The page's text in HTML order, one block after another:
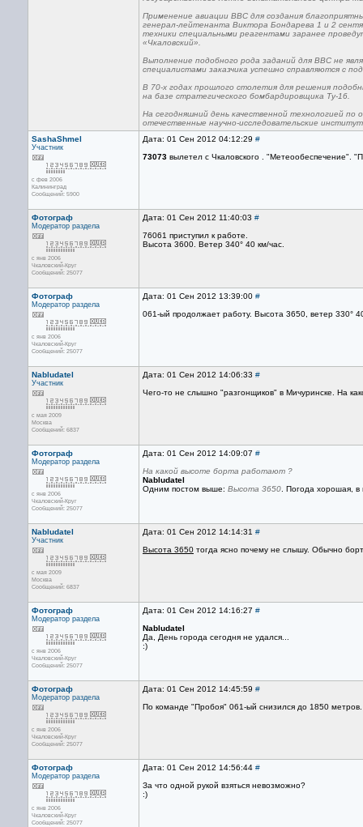
Применение авиации ВВС для создания
генерал-лейтенанта Виктора Бондарева 1 и 2
техники специальными реагентами заранее
«Чкаловский».
Выполнение подобного рода заданий для ВВС не
специалистами заказчика успешно справляются с
В 70-х годах прошлого столетия для решения
на базе стратегического бомбардировщика Ту-16.
На сегодняшний день качественной технологией
отечественные научно-исследовательские
SashaShmel
Участник
с фев 2006
Калининград
Сообщений: 5900
Дата: 01 Сен 2012 04:12:29 #
73073 вылетел с Чкаловского . "Метеообеспечение".
Фотограф
Модератор раздела
с янв 2006
Чкаловский-Круг
Сообщений: 25077
Дата: 01 Сен 2012 11:40:03 #
76061 приступил к работе.
Высота 3600. Ветер 340° 40 км/час.
Фотограф
Модератор раздела
с янв 2006
Чкаловский-Круг
Сообщений: 25077
Дата: 01 Сен 2012 13:39:00 #
061-ый продолжает работу. Высота 3650, ветер 330°
Nabludatel
Участник
с мая 2009
Москва
Сообщений: 6837
Дата: 01 Сен 2012 14:06:33 #
Чего-то не слышно "разгонщиков" в Мичуринске. На
Фотограф
Модератор раздела
с янв 2006
Чкаловский-Круг
Сообщений: 25077
Дата: 01 Сен 2012 14:09:07 #
На какой высоте борта работают ?
Nabludatel
Одним постом выше: Высота 3650 . Погода хорошая,
Nabludatel
Участник
с мая 2009
Москва
Сообщений: 6837
Дата: 01 Сен 2012 14:14:31 #
Высота 3650 тогда ясно почему не слышу. Обычно
Фотограф
Модератор раздела
с янв 2006
Чкаловский-Круг
Сообщений: 25077
Дата: 01 Сен 2012 14:16:27 #
Nabludatel
Да, День города сегодня не удался...
:)
Фотограф
Модератор раздела
с янв 2006
Чкаловский-Круг
Сообщений: 25077
Дата: 01 Сен 2012 14:45:59 #
По команде "Пробоя" 061-ый снизился до 1850
Фотограф
Модератор раздела
с янв 2006
Чкаловский-Круг
Сообщений: 25077
Дата: 01 Сен 2012 14:56:44 #
За что одной рукой взяться невозможно?
:)